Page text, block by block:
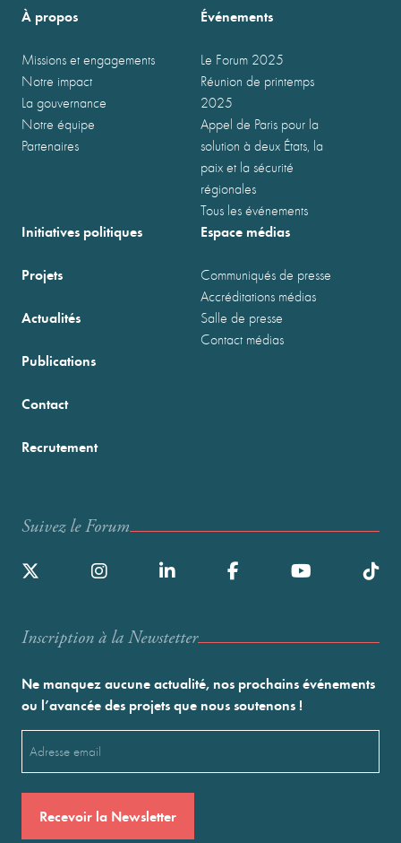
À propos
Missions et engagements
Notre impact
La gouvernance
Notre équipe
Partenaires
Événements
Le Forum 2025
Réunion de printemps
2025
Appel de Paris pour la
solution à deux États, la
paix et la sécurité
régionales
Tous les événements
Initiatives politiques
Projets
Actualités
Publications
Espace médias
Communiqués de presse
Accréditations médias
Salle de presse
Contact médias
Contact
Recrutement
Suivez le Forum
Inscription à la Newstetter
Ne manquez aucune actualité, nos prochains événements
ou l’avancée des projets que nous soutenons !
(Nécessaire)